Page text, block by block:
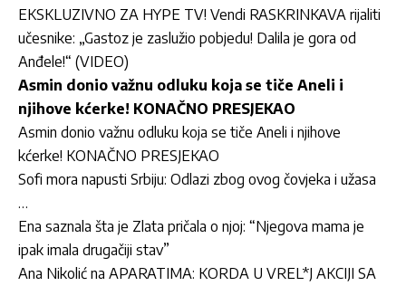
EKSKLUZIVNO ZA HYPE TV! Vendi RASKRINKAVA rijaliti
učesnike: „Gastoz je zaslužio pobjedu! Dalila je gora od
Anđele!“ (VIDEO)
Asmin donio važnu odluku koja se tiče Aneli i
njihove kćerke! KONAČNO PRESJEKAO
Asmin donio važnu odluku koja se tiče Aneli i njihove
kćerke! KONAČNO PRESJEKAO
Sofi mora napusti Srbiju: Odlazi zbog ovog čovjeka i užasa
…
Ena saznala šta je Zlata pričala o njoj: “Njegova mama je
ipak imala drugačiji stav”
Ana Nikolić na APARATIMA: KORDA U VREL*J AKCIJI SA